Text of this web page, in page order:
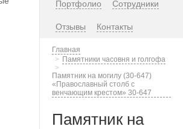
Портфолио Сотрудники
Отзывы Контакты
Главная
Памятники часовня и голгофа
Памятник на могилу (30-647)
«Православный столб с
венчающим крестом» 30-647
Памятник на